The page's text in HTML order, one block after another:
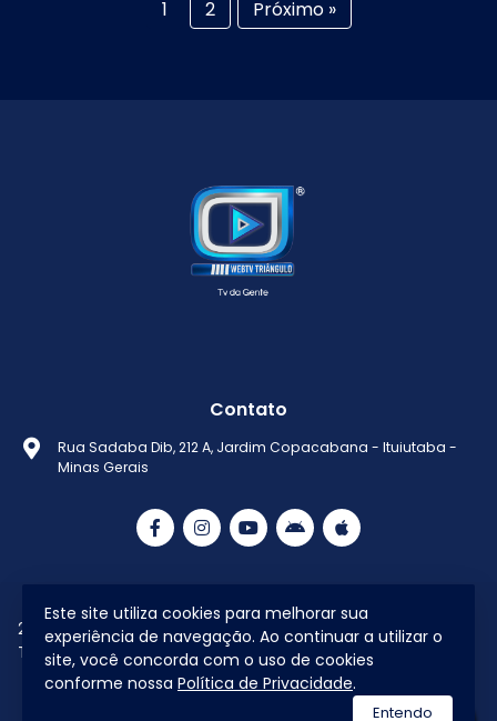
1 2 Próximo »
Este site utiliza cookies para melhorar sua
experiência de navegação. Ao continuar a utilizar o
site, você concorda com o uso de cookies
conforme nossa Política de Privacidade.
Entendo
Contato
Rua Sadaba Dib, 212 A, Jardim Copacabana - Ituiutaba -
Minas Gerais
2021 © Todos os direitos reservados Web
Tv Triângulo
Política de
Privacidade